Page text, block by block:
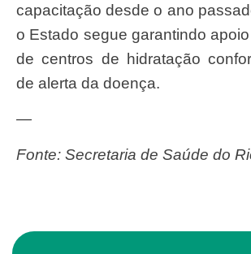
capacitação desde o ano
o Estado segue garantindo
de centros de hidratação
de alerta da doença.
—
Fonte: Secretaria de Saúde do